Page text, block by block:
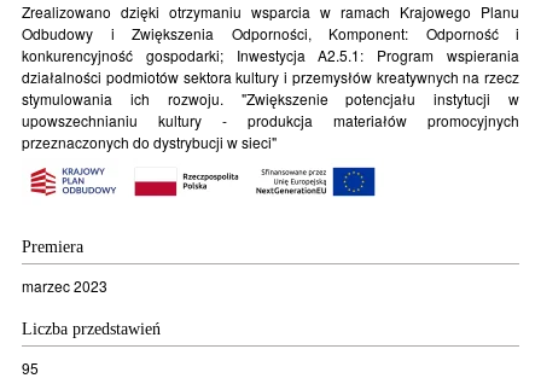
Zrealizowano dzięki otrzymaniu wsparcia w ramach Krajowego Planu
Odbudowy i Zwiększenia Odporności, Komponent: Odporność i
konkurencyjność gospodarki; Inwestycja A2.5.1: Program wspierania
działalności podmiotów sektora kultury i przemysłów kreatywnych na rzecz
stymulowania ich rozwoju. "Zwiększenie potencjału instytucji w
upowszechnianiu kultury - produkcja materiałów promocyjnych
przeznaczonych do dystrybucji w sieci"
Premiera
marzec 2023
Liczba przedstawień
95